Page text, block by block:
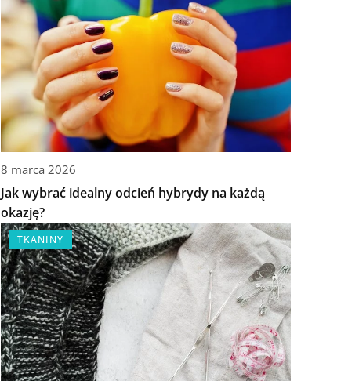
8 marca 2026
Jak wybrać idealny odcień hybrydy na każdą
okazję?
TKANINY